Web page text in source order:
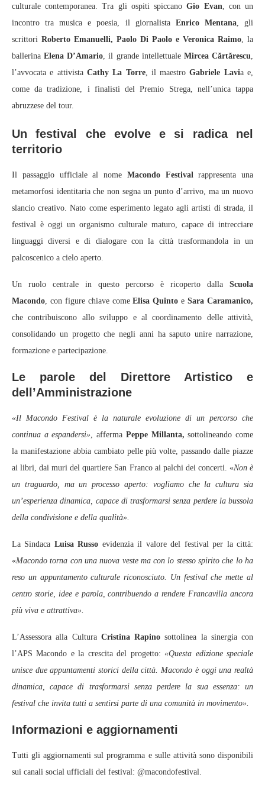
culturale contemporanea. Tra gli ospiti spiccanoGio Evan, con un
incontro tra musica e poesia, il giornalista Enrico Mentana, gli
scrittori Roberto Emanuelli, Paolo Di Paolo e Veronica Raimo, la
ballerinaElena D’Amario, il grande intellettuale Mircea Cărtărescu,
l’avvocata e attivista Cathy La Torre, il maestroGabriele Lavia e,
come da tradizione, i finalisti del Premio Strega, nell’unica tappa
abruzzese del tour.
Un festival che evolve e si radica nel
territorio
Il passaggio ufficiale al nome Macondo Festivalrappresenta una
metamorfosi identitaria che non segna un punto d’arrivo, ma un nuovo
slancio creativo. Nato come esperimento legato agli artisti di strada, il
festival è oggi un organismo culturale maturo, capace di intrecciare
linguaggi diversi e di dialogare con la città trasformandola in un
palcoscenico a cielo aperto.
Un ruolo centrale in questo percorso è ricoperto dalla Scuola
Macondo, con figure chiave comeElisa Quinto eSara Caramanico,
che contribuiscono allo sviluppo e al coordinamento delle attività,
consolidando un progetto che negli anni ha saputo unire narrazione,
formazione e partecipazione.
Le parole del Direttore Artistico e
dell’Amministrazione
«Il Macondo Festival è la naturale evoluzione di un percorso che
continua a espandersi», afferma Peppe Millanta, sottolineando come
la manifestazione abbia cambiato pelle più volte, passando dalle piazze
ai libri, dai muri del quartiere San Franco ai palchi dei concerti. «Non è
un traguardo, ma un processo aperto: vogliamo che la cultura sia
un’esperienza dinamica, capace di trasformarsi senza perdere la bussola
della condivisione e della qualità».
La Sindaca Luisa Russo evidenzia il valore del festival per la città:
«Macondo torna con una nuova veste ma con lo stesso spirito che lo ha
reso un appuntamento culturale riconosciuto. Un festival che mette al
centro storie, idee e parola, contribuendo a rendere Francavilla ancora
più viva e attrattiva».
L’Assessora alla CulturaCristina Rapino sottolinea la sinergia con
l’APS Macondo e la crescita del progetto:«Questa edizione speciale
unisce due appuntamenti storici della città. Macondo è oggi una realtà
dinamica, capace di trasformarsi senza perdere la sua essenza: un
festival che invita tutti a sentirsi parte di una comunità in movimento».
Informazioni e aggiornamenti
Tutti gli aggiornamenti sul programma e sulle attività sono disponibili
sui canali social ufficiali del festival: @macondofestival.